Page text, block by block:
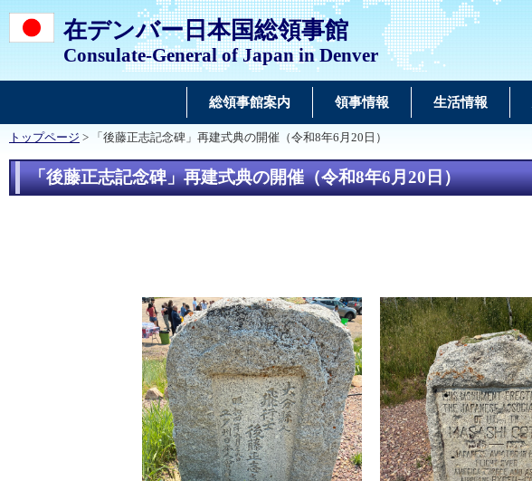
在デンバー日本国総領事館
Consulate-General of Japan in Denver
総領事館案内 領事情報 生活情報
トップページ > 「後藤正志記念碑」再建式典の開催（令和8年6月20日）
「後藤正志記念碑」再建式典の開催（令和8年6月20日）